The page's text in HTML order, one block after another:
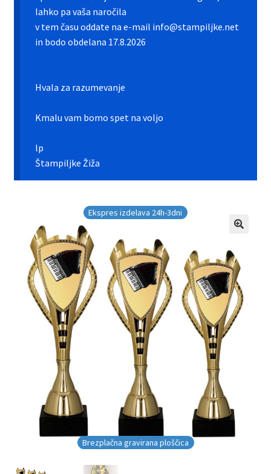
Galerija športnih vstavkov
Moj profil
Pokali.net Kontakt
Zaključek nakupa
lahko pa vaša naročila
v tem času oddate na e-mail info@stampiljke.net
in bodo obdelana 17.8.2026
Hvala za razumevanje
Kmalu vam bomo spet na voljo
lp
Štampiljke Žiža
Brezplačna gravirana ploščica
Ekspres izdelava 24h-3dni